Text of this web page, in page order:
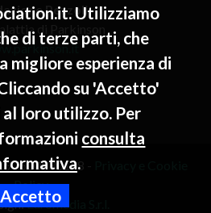
Pezzoli
di Parkinson
-
Policy
Euromedia S.r.l.
Utilizziamo
di terze parti, che
migliore esperienza di
su 'Accetto'
loro utilizzo. Per
consulta
.
Accetto